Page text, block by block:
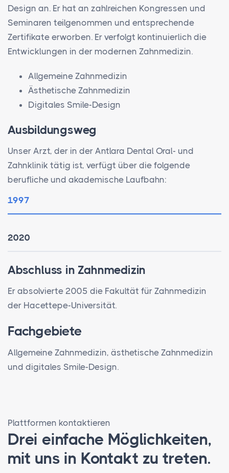
Design an. Er hat an zahlreichen Kongressen und
Seminaren teilgenommen und entsprechende
Zertifikate erworben. Er verfolgt kontinuierlich die
Entwicklungen in der modernen Zahnmedizin.
Allgemeine Zahnmedizin
Ästhetische Zahnmedizin
Digitales Smile-Design
Ausbildungsweg
Unser Arzt, der in der Antlara Dental Oral- und
Zahnklinik tätig ist, verfügt über die folgende
berufliche und akademische Laufbahn:
1997
2020
Abschluss in Zahnmedizin
Er absolvierte 2005 die Fakultät für Zahnmedizin
der Hacettepe-Universität.
Fachgebiete
Allgemeine Zahnmedizin, ästhetische Zahnmedizin
und digitales Smile-Design.
Plattformen kontaktieren
Drei einfache Möglichkeiten,
mit uns in Kontakt zu treten.